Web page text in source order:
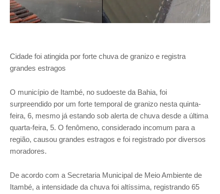
Cidade foi atingida por forte chuva de granizo e registra
grandes estragos
O município de Itambé, no sudoeste da Bahia, foi
surpreendido por um forte temporal de granizo nesta quinta-
feira, 6, mesmo já estando sob alerta de chuva desde a última
quarta-feira, 5. O fenômeno, considerado incomum para a
região, causou grandes estragos e foi registrado por diversos
moradores.
De acordo com a Secretaria Municipal de Meio Ambiente de
Itambé, a intensidade da chuva foi altíssima, registrando 65